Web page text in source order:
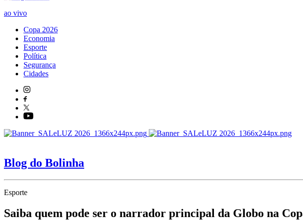
ao vivo
Copa 2026
Economia
Esporte
Política
Segurança
Cidades
Blog do Bolinha
Esporte
Saiba quem pode ser o narrador principal da Globo na